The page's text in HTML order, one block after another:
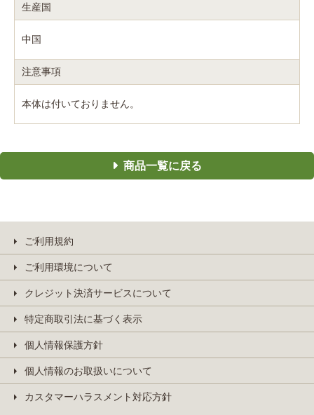
生産国
中国
注意事項
本体は付いておりません。
商品一覧に戻る
ご利用規約
ご利用環境について
クレジット決済サービスについて
特定商取引法に基づく表示
個人情報保護方針
個人情報のお取扱いについて
カスタマーハラスメント対応方針